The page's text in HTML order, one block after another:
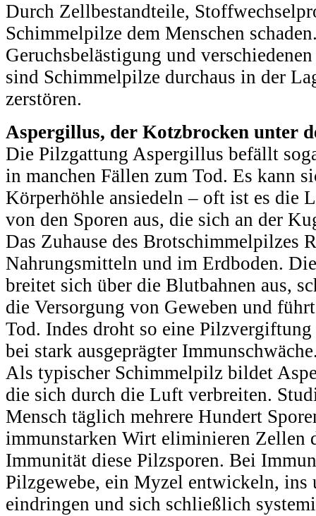
Durch Zellbestandteile,
Schimmelpilze dem Menschen
Geruchsbelästigung und
sind Schimmelpilze durchaus in der
zerstören.
Aspergillus, der Kotzbrocken unter
Die Pilzgattung Aspergillus befällt
in manchen Fällen zum Tod. Es kann
Körperhöhle ansiedeln – oft ist es die
von den Sporen aus, die sich an der
Das Zuhause des Brotschimmelpilzes
Nahrungsmitteln und im Erdboden.
breitet sich über die Blutbahnen aus,
die Versorgung von Geweben und
Tod. Indes droht so eine
bei stark ausgeprägter
Als typischer Schimmelpilz bildet
die sich durch die Luft verbreiten.
Mensch täglich mehrere Hundert
immunstarken Wirt eliminieren Zellen
Immunität diese Pilzsporen. Bei
Pilzgewebe, ein Myzel entwickeln, ins
eindringen und sich schließlich